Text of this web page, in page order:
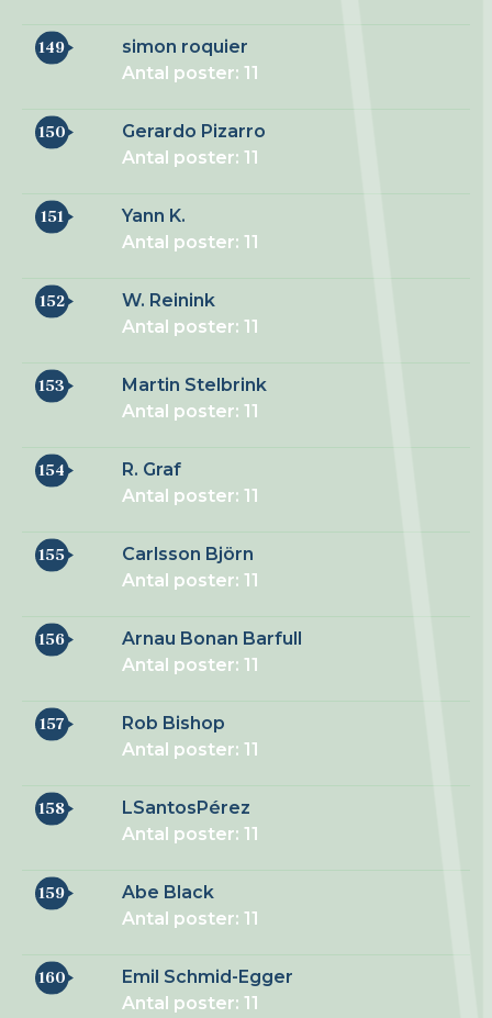
149
simon roquier
Antal poster: 11
150
Gerardo Pizarro
Antal poster: 11
151
Yann K.
Antal poster: 11
152
W. Reinink
Antal poster: 11
153
Martin Stelbrink
Antal poster: 11
154
R. Graf
Antal poster: 11
155
Carlsson Björn
Antal poster: 11
156
Arnau Bonan Barfull
Antal poster: 11
157
Rob Bishop
Antal poster: 11
158
LSantosPérez
Antal poster: 11
159
Abe Black
Antal poster: 11
160
Emil Schmid-Egger
Antal poster: 11